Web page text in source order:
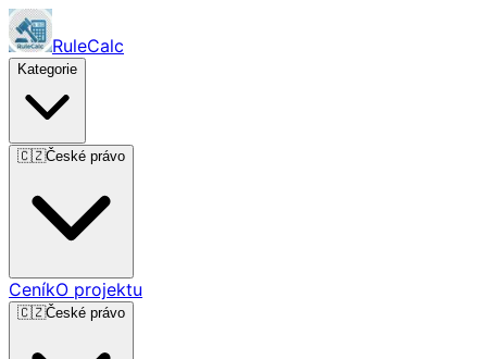
RuleCalc
Kategorie
🇨🇿České právo
CeníkO projektu
🇨🇿České právo